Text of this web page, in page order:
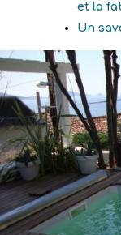
et la
Un